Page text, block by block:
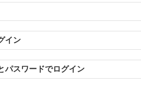
イン
パスワードでログイン